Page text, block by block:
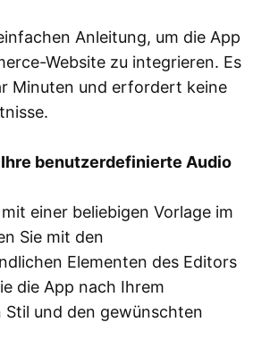
Anleitung, um die App
Website zu integrieren. Es
Minuten und erfordert keine
benutzerdefinierte Audio
einer beliebigen Vorlage im
Sie mit den
Elementen des Editors
die App nach Ihrem
Stil und den gewünschten